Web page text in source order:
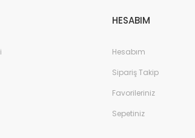
HESABIM
Hesabım
Sipariş Takip
Favorileriniz
Sepetiniz